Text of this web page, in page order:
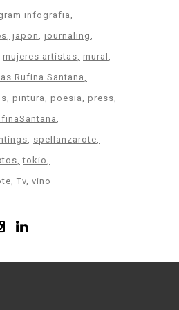
infografia
japon
journaling
mujeres artistas mural
Rufina Santana
pintura poesia
press
spellanzarote
tokio
Tv vino